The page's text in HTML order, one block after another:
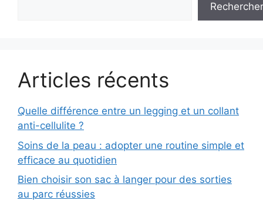
Rechercher
Articles récents
Quelle différence entre un legging et un collant
anti-cellulite ?
Soins de la peau : adopter une routine simple et
efficace au quotidien
Bien choisir son sac à langer pour des sorties
au parc réussies